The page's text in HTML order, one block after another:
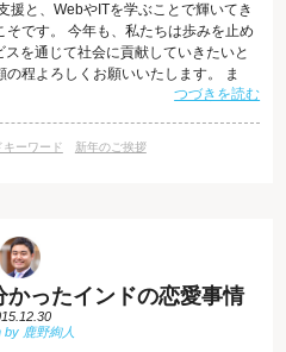
援と、WebやITを学ぶことで輝いてき
です。 今年も、私たちは歩みを止め
を通じて社会に貢献していきたいと
程よろしくお願いいたします。 ま
WebやITに関する最新情報、学びに役
い情報をご紹介してまいりますの
つづきを読む
ーワード 新年のご挨拶
ったインドの恋愛事情